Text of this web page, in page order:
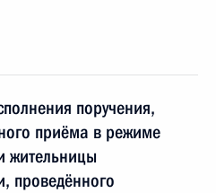
поручения,
приёма в режиме
жительницы
проведённого